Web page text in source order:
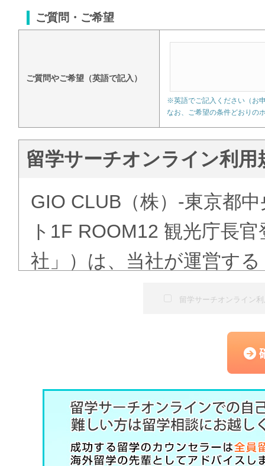
ご質問・ご希望
ご質問やご希望（英語で記入）
※英語でご記入ください（お
なお、ご希望の条件どおりの
留学サーチオンライン利用
GIO CLUB（株）-東京都
ト1F ROOM12 観光庁長
社」）は、当社が運営す
ある「語学学校検索」（
（以下、「本サービス」
記のとおり、留学サーチ
約」といいます。）を定
した上で、本サービスを
留学サーチオンライン